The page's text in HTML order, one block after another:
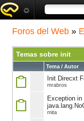
Foros del Web »
Temas sobre init
Tema / Autor
Init Direcxt
mrabros
Exception in
mita